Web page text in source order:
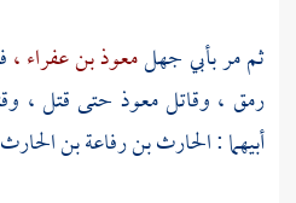
ثم مربأبي جهلمعوذ بن عفراء ،
رمق ، وقاتلمعوذ حتى قتل ،
أبيهما :الحارث بن رفاعة بن